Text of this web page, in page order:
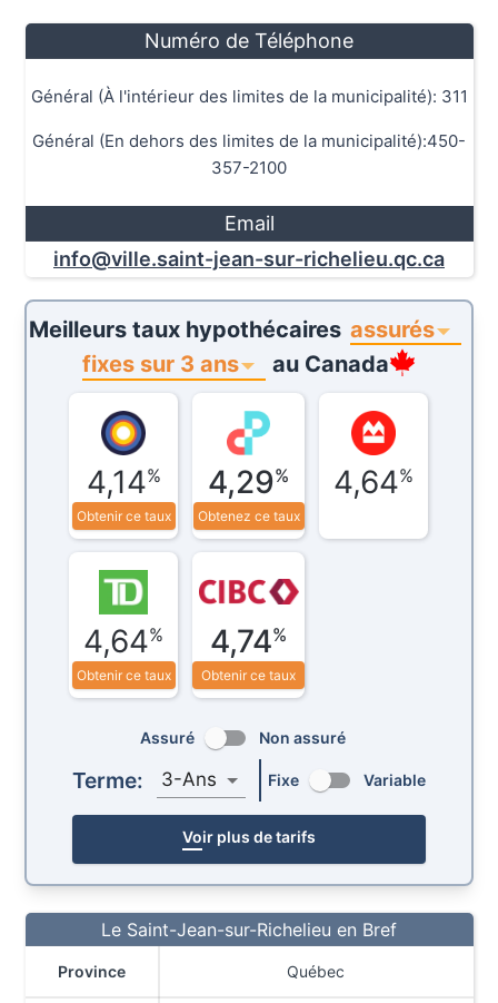
Numéro de Téléphone
Général (À l'intérieur des limites de la municipalité): 311
Général (En dehors des limites de la municipalité):450-
357-2100
Email
info@ville.saint-jean-sur-richelieu.qc.ca
Meilleurs taux hypothécaires assurés
fixes sur 3 ans
au Canada
4,14%
Obtenir ce taux
4,29%
Obtenez ce taux
4,64%
4,64%
Obtenir ce taux
4,74%
Obtenir ce taux
Assuré Non assuré
Terme: 3-Ans Fixe Variable
Voir plus de tarifs
Le Saint-Jean-sur-Richelieu en Bref
Province Québec